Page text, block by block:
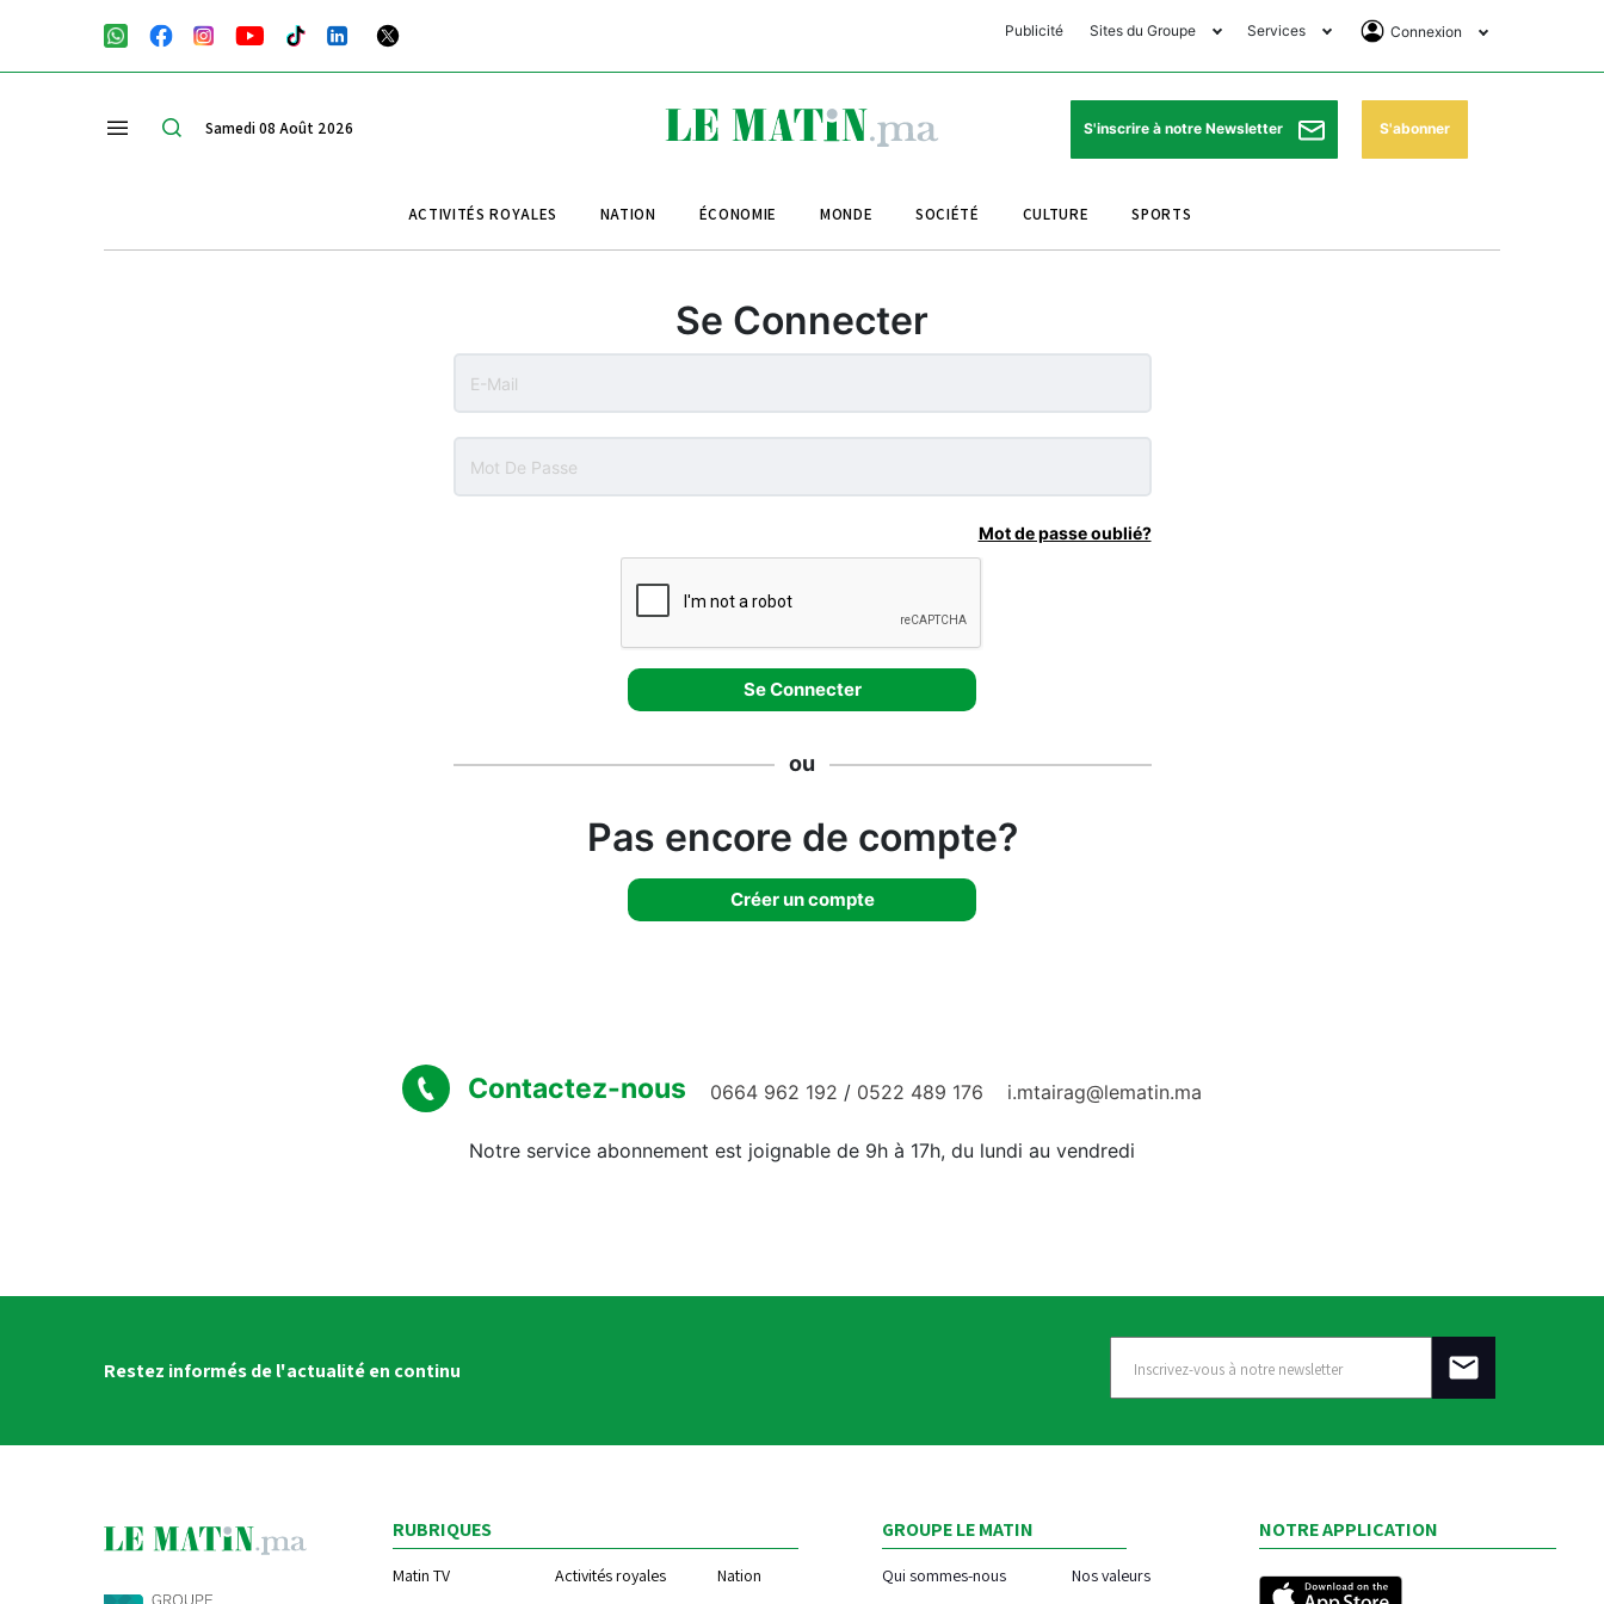
Publicité Sites du Groupe
Club Avantages
Le Matin Sports
Le Matin Store
Services
Horaires de prières
Pharmacies de garde
Programme TV
Connexion
Se Connecter
Abonnement
Samedi 08 Août 2026 S'inscrire à notre Newsletter S'abonner
ACTIVITÉS ROYALES NATION ÉCONOMIE MONDE SOCIÉTÉ CULTURE SPORTS
Se Connecter
Mot de passe oublié?
ou
Pas encore de compte?
Créer un compte
Contactez-nous 0664 962 192 / 0522 489 176 i.mtairag@lematin.ma
Notre service abonnement est joignable de 9h à 17h, du lundi au vendredi
Restez informés de l'actualité en continu
RUBRIQUES
Matin TV Activités royales
Nation
GROUPE LE MATIN
Qui sommes-nous Nos valeurs
NOTRE APPLICATION